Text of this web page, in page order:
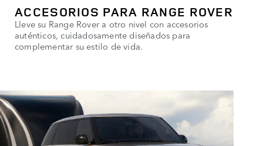
ACCESORIOS PARA RANGE ROVER
Lleve su Range Rover a otro nivel con accesorios
auténticos, cuidadosamente diseñados para
complementar su estilo de vida.